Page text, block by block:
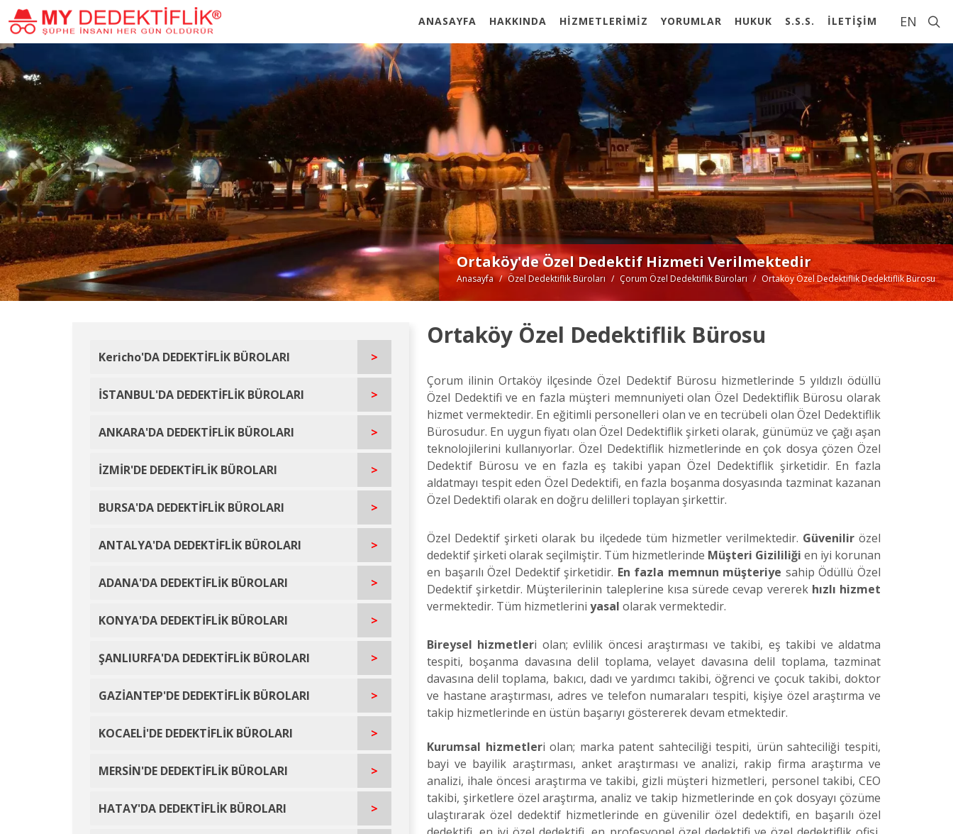
EN
ANASAYFA HAKKINDA HİZMETLERİMİZ YORUMLAR HUKUK S.S.S. İLETİŞİM
Ortaköy'de Özel Dedektif Hizmeti Verilmektedir
Anasayfa Özel Dedektiflik Büroları Çorum Özel Dedektiflik Büroları Ortaköy Özel Dedektiflik Dedektiflik Bürosu
Kericho'DA DEDEKTİFLİK BÜROLARI >
İSTANBUL'DA DEDEKTİFLİK BÜROLARI >
ANKARA'DA DEDEKTİFLİK BÜROLARI >
İZMİR'DE DEDEKTİFLİK BÜROLARI >
BURSA'DA DEDEKTİFLİK BÜROLARI >
ANTALYA'DA DEDEKTİFLİK BÜROLARI >
ADANA'DA DEDEKTİFLİK BÜROLARI >
KONYA'DA DEDEKTİFLİK BÜROLARI >
ŞANLIURFA'DA DEDEKTİFLİK BÜROLARI >
GAZİANTEP'DE DEDEKTİFLİK BÜROLARI >
KOCAELİ'DE DEDEKTİFLİK BÜROLARI >
MERSİN'DE DEDEKTİFLİK BÜROLARI >
HATAY'DA DEDEKTİFLİK BÜROLARI >
Ortaköy Özel Dedektiflik Bürosu
Çorum ilinin Ortaköy ilçesinde Özel Dedektif Bürosu hizmetlerinde 5 yıldızlı ödüllü
Özel Dedektifi ve en fazla müşteri memnuniyeti olan Özel Dedektiflik Bürosu olarak
hizmet vermektedir. En eğitimli personelleri olan ve en tecrübeli olan Özel Dedektiflik
Bürosudur. En uygun fiyatı olan Özel Dedektiflik şirketi olarak, günümüz ve çağı aşan
teknolojilerini kullanıyorlar. Özel Dedektiflik hizmetlerinde en çok dosya çözen Özel
Dedektif Bürosu ve en fazla eş takibi yapan Özel Dedektiflik şirketidir. En fazla
aldatmayı tespit eden Özel Dedektifi, en fazla boşanma dosyasında tazminat kazanan
Özel Dedektifi olarak en doğru delilleri toplayan şirkettir.
Özel Dedektif şirketi olarak bu ilçedede tüm hizmetler verilmektedir. Güvenilirözel
dedektif şirketi olarak seçilmiştir. Tüm hizmetlerinde Müşteri Gizililiği en iyi korunan
en başarılı Özel Dedektif şirketidir. En fazla memnun müşteriye sahip Ödüllü Özel
Dedektif şirketdir. Müşterilerinin taleplerine kısa sürede cevap vererek hızlı hizmet
vermektedir. Tüm hizmetlerini yasal olarak vermektedir.
Bireysel hizmetleri olan; evlilik öncesi araştırması ve takibi, eş takibi ve aldatma
tespiti, boşanma davasına delil toplama, velayet davasına delil toplama, tazminat
davasına delil toplama, bakıcı, dadı ve yardımcı takibi, öğrenci ve çocuk takibi, doktor
ve hastane araştırması, adres ve telefon numaraları tespiti, kişiye özel araştırma ve
takip hizmetlerinde en üstün başarıyı göstererek devam etmektedir.
Kurumsal hizmetleri olan; marka patent sahteciliği tespiti, ürün sahteciliği tespiti,
bayi ve bayilik araştırması, anket araştırması ve analizi, rakip firma araştırma ve
analizi, ihale öncesi araştırma ve takibi, gizli müşteri hizmetleri, personel takibi, CEO
takibi, şirketlere özel araştırma, analiz ve takip hizmetlerinde en çok dosyayı çözüme
ulaştırarak özel dedektif hizmetlerinde en güvenilir özel dedektifi, en başarılı özel